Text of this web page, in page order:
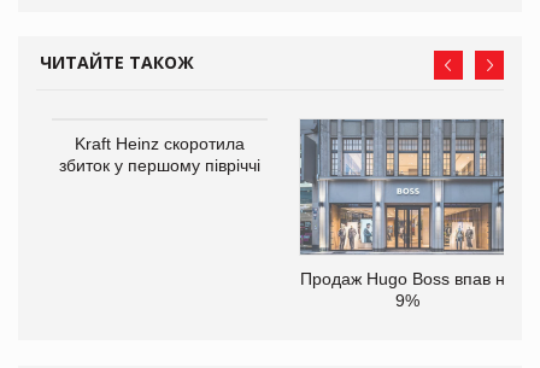
ЧИТАЙТЕ ТАКОЖ
Kraft Heinz скоротила
збиток у першому півріччі
Продаж Hugo Boss впав на
9%